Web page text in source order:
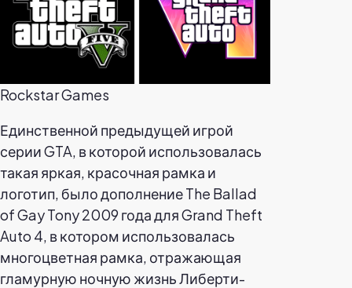
Rockstar Games
Единственной предыдущей игрой
серии GTA, в которой использовалась
такая яркая, красочная рамка и
логотип, было дополнение The Ballad
of Gay Tony 2009 года для Grand Theft
Auto 4, в котором использовалась
многоцветная рамка, отражающая
гламурную ночную жизнь Либерти-